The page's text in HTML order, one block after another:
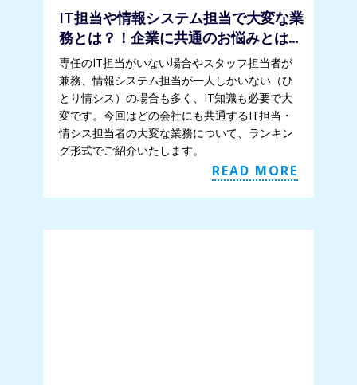
IT担当や情報システム担当で大変な業
務とは？！企業に共通のお悩みとは…
専任のIT担当がいない場合やスタッフ担当者が
兼務、情報システム担当が一人しかいない（ひ
とり情シス）の場合も多く、IT知識も必要で大
変です。今回はどの会社にも共通するIT担当・
情シス担当者の大変な業務について、ランキン
グ形式でご紹介いたします。
READ MORE